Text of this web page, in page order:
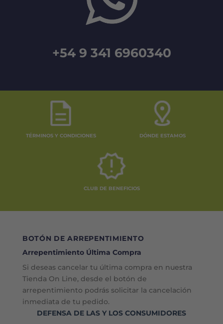
+54 9 341 6960340
TÉRMINOS Y CONDICIONES DÓNDE ESTAMOS
CLUB DE BENEFICIOS
BOTÓN DE ARREPENTIMIENTO
Arrepentimiento Última Compra
Si deseas cancelar tu última compra en nuestra
Tienda On Line, desde el botón de
arrepentimiento podrás solicitar la cancelación
inmediata de tu pedido.
DEFENSA DE LAS Y LOS CONSUMIDORES